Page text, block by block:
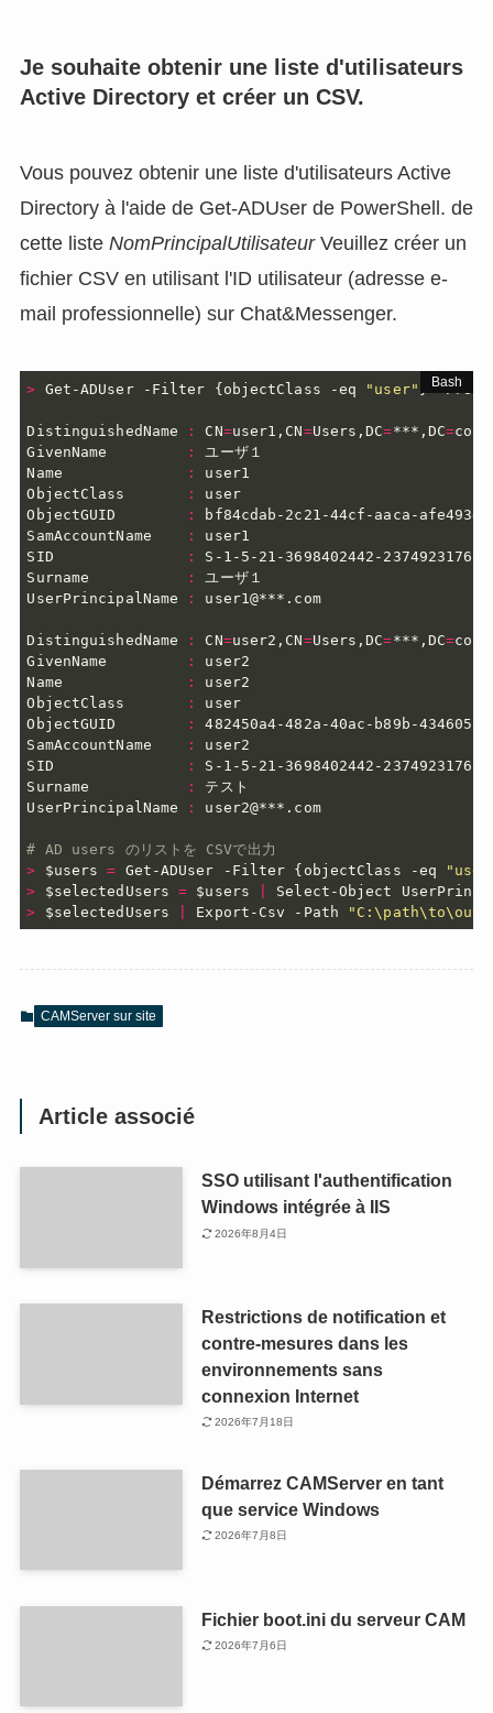
Je souhaite obtenir une liste d'utilisateurs
Active Directory et créer un CSV.
Vous pouvez obtenir une liste d'utilisateurs Active
Directory à l'aide de Get-ADUser de PowerShell. de
cette liste NomPrincipalUtilisateurVeuillez créer un
fichier CSV en utilisant l'ID utilisateur (adresse e-
mail professionnelle) sur Chat&Messenger.
> Get-ADUser -Filter {objectClass -eq "user" -
DistinguishedName : CN=user1,CN=Users,DC=***,DC=com
GivenName
:
ユーザ１
Name
:
user1
ObjectClass
:
user
ObjectGUID
:
bf84cdab-2c21-44cf-aaca-
SamAccountName
:
user1
SID
:
S-1-5-21-3698402442-
Surname
:
ユーザ１
UserPrincipalName
: user1@***.com
DistinguishedName : CN=user2,CN=Users,DC=***,DC=com
GivenName
:
user2
Name
:
user2
ObjectClass
:
user
ObjectGUID
:
482450a4-482a-40ac-b89b-
SamAccountName
:
user2
SID
:
S-1-5-21-3698402442-
Surname
:
テスト
UserPrincipalName
: user2@***.com
# AD users のリストを CSVで出力
>
$users = Get-ADUser -Filter { objectClass -eq
>
$selectedUsers = $users
>
$selectedUsers Export-Csv -Path
CAMServer sur site
Article associé
SSO utilisant l'authentification
Windows intégrée à IIS
2026年8月4日
Restrictions de notification et
contre-mesures dans les
environnements sans
connexion Internet
2026年7月18日
Démarrez CAMServer en tant
que service Windows
2026年7月8日
Fichier boot.ini du serveur CAM
2026年7月6日